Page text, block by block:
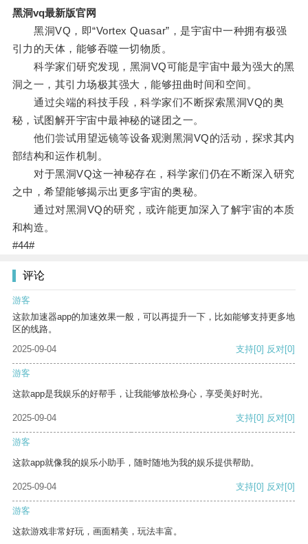
黑洞vq最新版官网
黑洞VQ，即“Vortex Quasar”，是宇宙中一种拥有极强
引力的天体，能够吞噬一切物质。
科学家们研究发现，黑洞VQ可能是宇宙中最为强大的黑
洞之一，其引力场极其强大，能够扭曲时间和空间。
通过尖端的科技手段，科学家们不断探索黑洞VQ的奥
秘，试图解开宇宙中最神秘的谜团之一。
他们尝试用望远镜等设备观测黑洞VQ的活动，探求其内
部结构和运作机制。
对于黑洞VQ这一神秘存在，科学家们仍在不断深入研究
之中，希望能够揭示出更多宇宙的奥秘。
通过对黑洞VQ的研究，或许能更加深入了解宇宙的本质
和构造。
#44#
评论
游客
这款加速器app的加速效果一般，可以再提升一下，比如能够支持更多地
区的线路。
2025-09-04
支持[0] 反对[0]
游客
这款app是我娱乐的好帮手，让我能够放松身心，享受美好时光。
2025-09-04 支持[0] 反对[0]
游客
这款app就像我的娱乐小助手，随时随地为我的娱乐提供帮助。
2025-09-04 支持[0] 反对[0]
游客
这款游戏非常好玩，画面精美，玩法丰富。